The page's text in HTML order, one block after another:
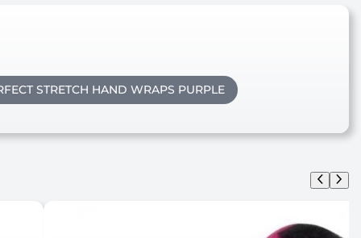
STRETCH HAND WRAPS PURPLE